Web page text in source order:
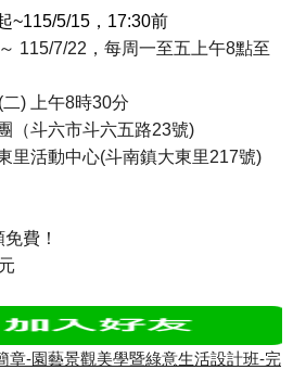
~115/5/15，17:30前
115/7/22，每周一至五上午8點至
) 上午8時30分
（斗六市斗六五路23號)
里活動中心(斗南鎮大東里217號)
費！
章-園藝景觀美學暨綠意生活設計班-完